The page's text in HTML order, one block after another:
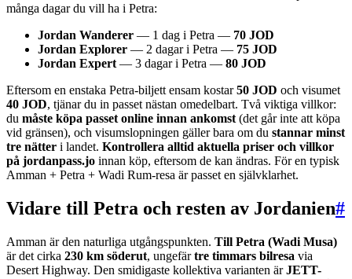
många dagar du vill ha i Petra:
Jordan Wanderer — 1 dag i Petra — 70 JOD
Jordan Explorer — 2 dagar i Petra — 75 JOD
Jordan Expert — 3 dagar i Petra — 80 JOD
Eftersom en enstaka Petra-biljett ensam kostar50 JOD och visumet
40 JOD, tjänar du in passet nästan omedelbart. Två viktiga villkor:
du måste köpa passet online innan ankomst (det går inte att köpa
vid gränsen), och visumslopningen gäller bara om du stannar minst
tre nätter i landet. Kontrollera alltid aktuella priser och villkor
på jordanpass.jo innan köp, eftersom de kan ändras. För en typisk
Amman + Petra + Wadi Rum-resa är passet en självklarhet.
Vidare till Petra och resten av Jordanien#
Amman är den naturliga utgångspunkten. Till Petra (Wadi Musa)
är det cirka 230 km söderut, ungefärtre timmars bilresa via
Desert Highway. Den smidigaste kollektiva varianten ärJETT-